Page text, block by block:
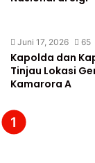
Juni 17, 2026 65
Kapolda dan
Tinjau Lokasi
Kamarora A